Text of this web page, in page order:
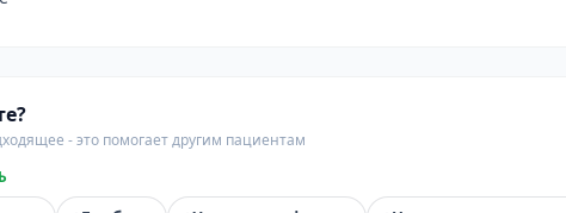
- это помогает другим пациентам